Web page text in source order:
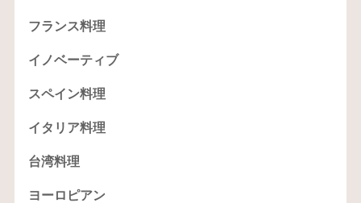
フランス料理
イノベーティブ
スペイン料理
イタリア料理
台湾料理
ヨーロピアン